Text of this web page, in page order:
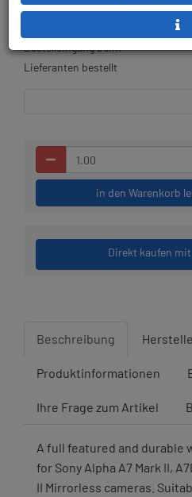
Lieferbar in 1-2 Wochen,
Bestelleingang beim
Lieferanten bestellt
in den Warenkorb
Direkt kaufen mit
Beschreibung
Produktinformationen
Ihre Frage zum Artikel
A full featured and durable
for Sony Alpha A7 Mark II,
II Mirrorless cameras.